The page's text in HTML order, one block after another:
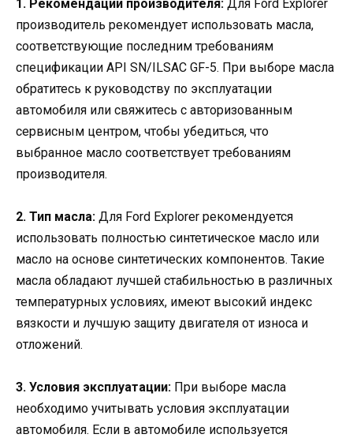
1. Рекомендации производителя: Для Ford Explorer
производитель рекомендует использовать масла,
соответствующие последним требованиям
спецификации API SN/ILSAC GF-5. При выборе масла
обратитесь к руководству по эксплуатации
автомобиля или свяжитесь с авторизованным
сервисным центром, чтобы убедиться, что
выбранное масло соответствует требованиям
производителя.
2. Тип масла: Для Ford Explorer рекомендуется
использовать полностью синтетическое масло или
масло на основе синтетических компонентов. Такие
масла обладают лучшей стабильностью в различных
температурных условиях, имеют высокий индекс
вязкости и лучшую защиту двигателя от износа и
отложений.
3. Условия эксплуатации: При выборе масла
необходимо учитывать условия эксплуатации
автомобиля. Если в автомобиле используется